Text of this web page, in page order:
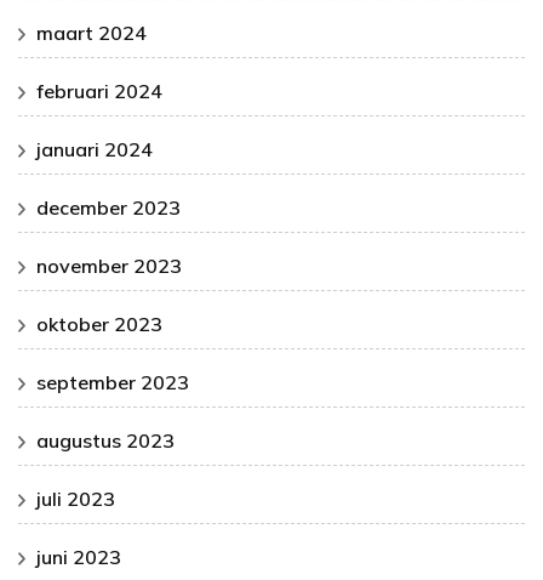
maart 2024
februari 2024
januari 2024
december 2023
november 2023
oktober 2023
september 2023
augustus 2023
juli 2023
juni 2023